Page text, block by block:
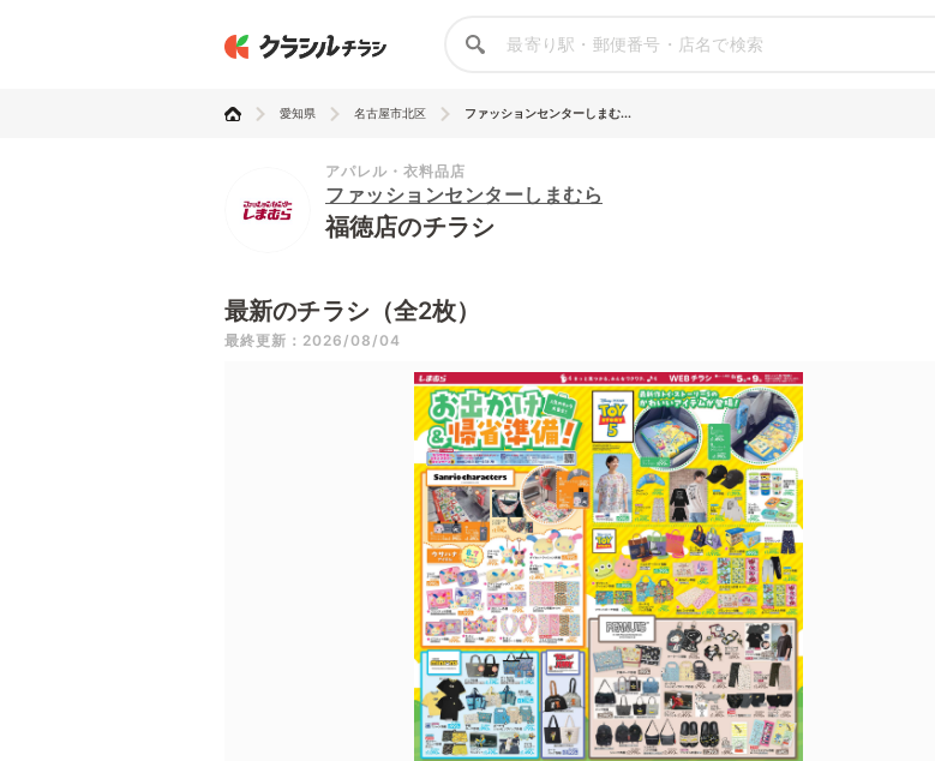
愛知県 名古屋市北区 ファッションセンターしまむ...
アパレル・衣料品店
ファッションセンターしまむら
福徳店のチラシ
最新のチラシ（全2枚）
最終更新：2026/08/04